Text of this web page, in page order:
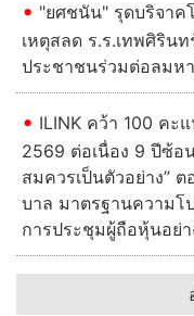
"ยศชนัน" รุดบริจาค
เหตุสลด ร.ร.เทพศิริ
ประชาชนร่วมต่อลมหา
ILINK คว้า 100 คะ
2569 ต่อเนื่อง 9 ปีซ้อ
สมควรเป็นตัวอย่าง”
บาล มาตรฐานความโ
การประชุมผู้ถือหุ้นอย่